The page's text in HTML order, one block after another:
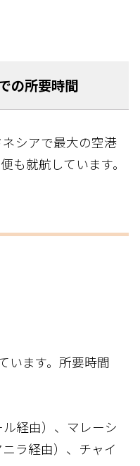
要時間
の所要時間
シアで最大の空港
も就航しています。
います。所要時間
経由）、マレーシ
ラ経由）、チャイ